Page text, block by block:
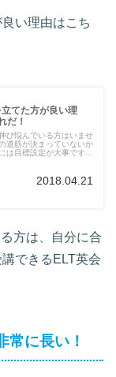
い理由はこち
てた方が良い理
だ！
び悩んでいる方はいませ
道筋が決まっていないか
は目標設定が大事ですの
2018.04.21
方は、自分に合
できるELT英会
常に長い！